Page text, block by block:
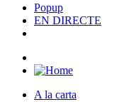
Popup
EN DIRECTE
A la carta